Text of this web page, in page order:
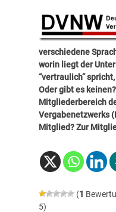
verschiedene
worin liegt der
“vertraulich”
Oder gibt es
Mitgliederbereich
Vergabenetzwerks
Mitglied? Zur
(1
5)